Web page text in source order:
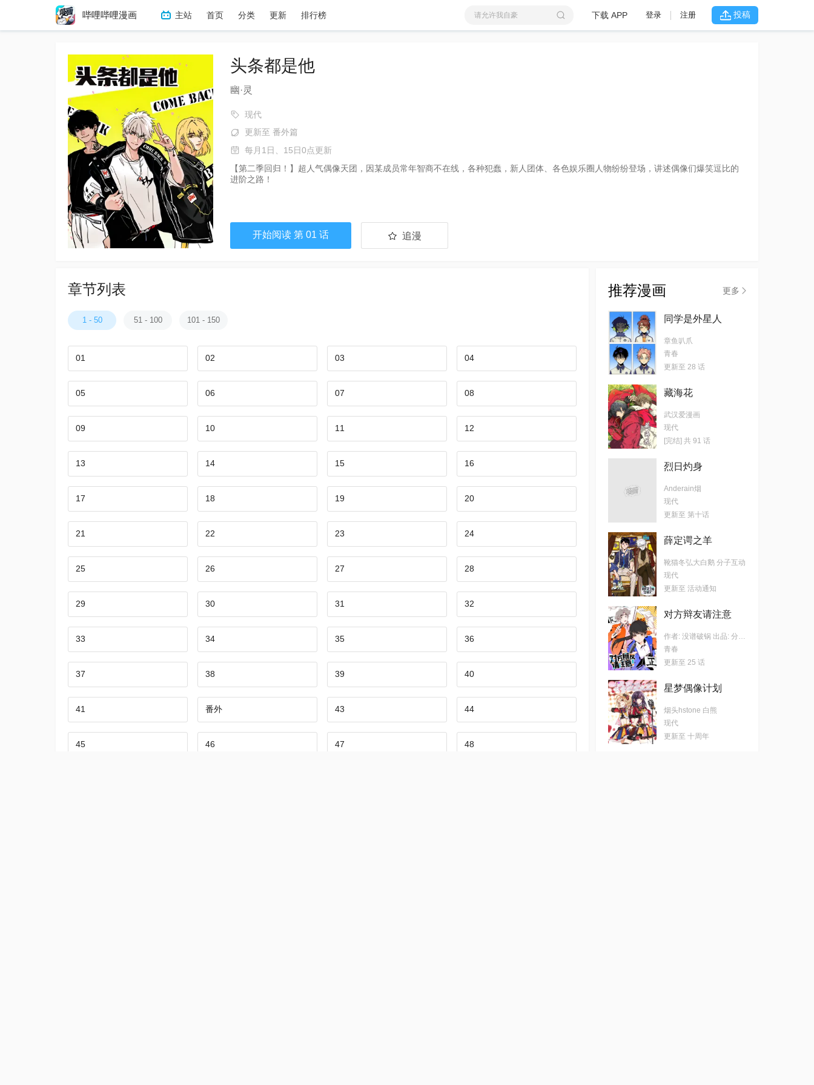
头条都是他
幽·灵
现代
更新至 番外篇
每月1日、15日0点更新
【第二季回归！】超人气偶像天团，因某成员常年智商不在线，各种犯蠢，新人团体、各色娱乐圈人物纷纷登场，讲述偶像们爆笑逗比的
进阶之路！
开始阅读 第 01 话
追漫
已追
章节列表
1 - 50 51 - 100 101 - 150
01 02 03 04
05 06 07 08
09 10 11 12
13 14 15 16
17 18 19 20
21 22 23 24
25 26 27 28
29 30 31 32
33 34 35 36
37 38 39 40
41 番外 43 44
45 46 47 48
推荐漫画 更多
同学是外星人
章鱼叭爪
青春
更新至 28 话
藏海花
武汉爱漫画
现代
[完结] 共 91 话
烈日灼身
Anderain烟
现代
更新至 第十话
薛定谔之羊
靴猫冬弘大白鹅 分子互动
现代
更新至 活动通知
对方辩友请注意
作者: 没谱破锅 出品: 分子互动
青春
更新至 25 话
星梦偶像计划
烟头hstone 白熊
现代
更新至 十周年
哔哩哔哩漫画 主站 首页 分类 更新 排行榜
请允许我自豪
有兽焉
下载 APP 登录 注册 投稿